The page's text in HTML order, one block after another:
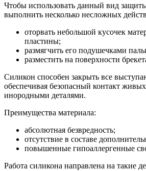
Чтобы использовать данный вид
выполнить несколько несложных
оторвать небольшой кусочек
пластины;
размягчить его подушечками
разместить на поверхности
Силикон способен закрыть все
обеспечивая безопасный контакт
инородными деталями.
Преимущества материала:
абсолютная безвредность;
отсутствие в составе
повышенные гипоаллергенные
Работа силикона направлена на такие